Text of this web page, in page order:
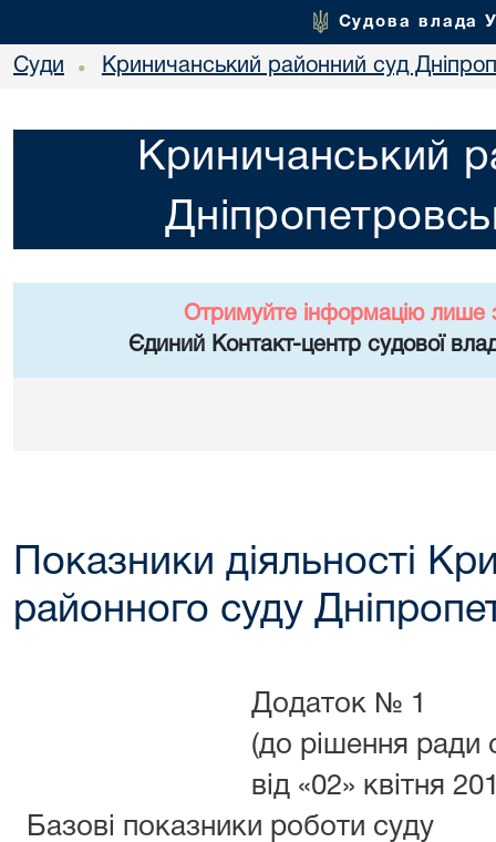
Судова влада
Суди • Криничанський районний суд
Криничанський
Отримуйте інформацію лише
Єдиний Контакт-центр судової
Показники діяльності
районного суду
Додаток № 1
(до рішення ради
від «02» квітня
Базові показники роботи суду